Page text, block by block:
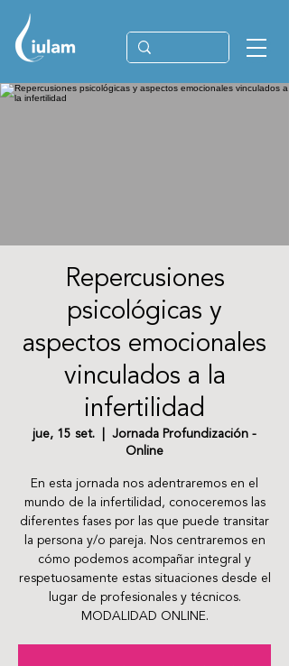
Repercusiones
psicológicas y
aspectos emocionales
vinculados a la
infertilidad
jue, 15 set.
Jornada Profundización -
Online
En esta jornada nos adentraremos en el
mundo de la infertilidad, conoceremos las
diferentes fases por las que puede transitar
la persona y/o pareja. Nos centraremos en
cómo podemos acompañar integral y
respetuosamente estas situaciones desde el
lugar de profesionales y técnicos.
MODALIDAD ONLINE.